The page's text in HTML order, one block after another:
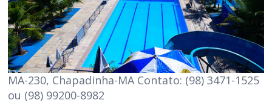
MA-230, Chapadinha-MA Contato: (98) 3471-1525
ou (98) 99200-8982